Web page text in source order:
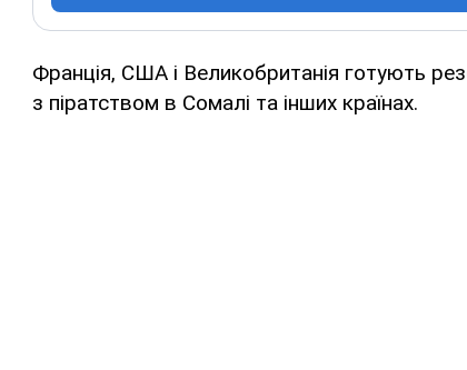
Франція, США і Великобританія готують
з піратством в Сомалі та інших країнах.